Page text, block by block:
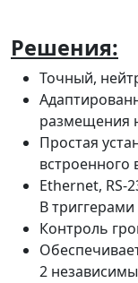
Решения:
Точный,
размещения
Простая
встроенного
Ethernet, RS-
В триггерами
Контроль
2